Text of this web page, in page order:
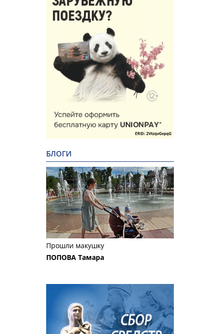
БЛОГИ
Прошли макушку
ПОПОВА Тамара